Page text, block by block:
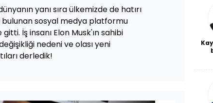
yanı sıra ülkemizde de hatırı
bulunan sosyal medya platformu
İş insanı Elon Musk'ın sahibi
nedeni ve olası yeni
derledik!